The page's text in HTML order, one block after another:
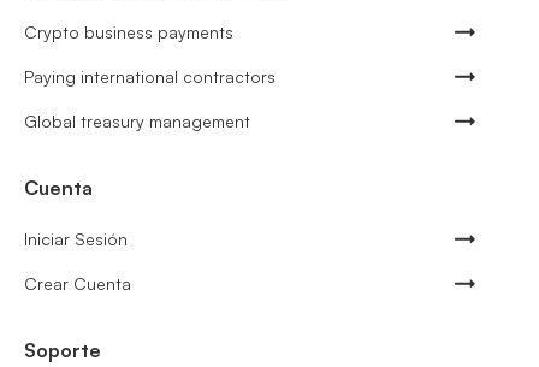
Crypto business payments
Paying international contractors
Global treasury management
Cuenta
Iniciar Sesión
Crear Cuenta
Soporte